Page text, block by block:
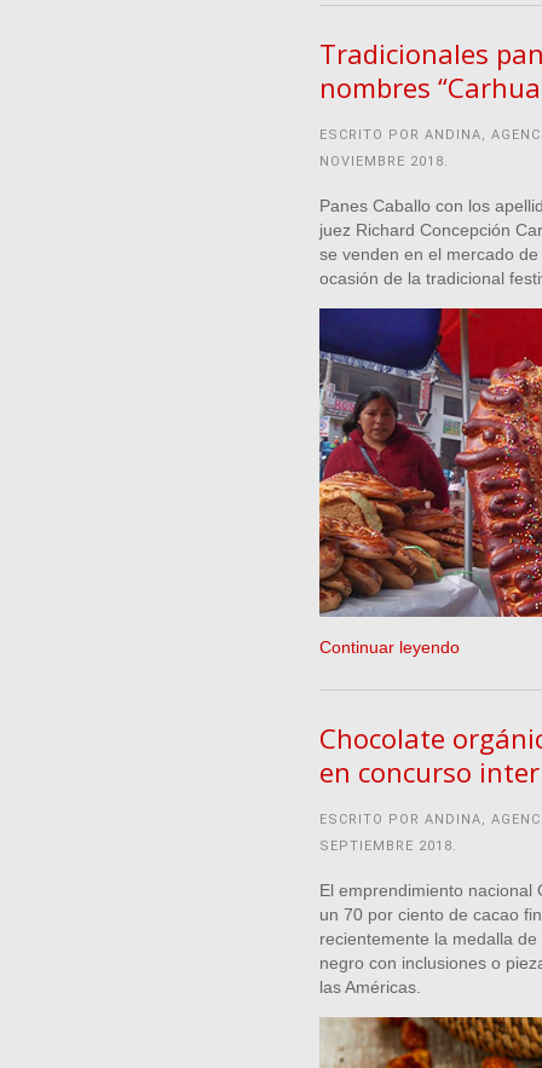
Tradicionales
nombres
ESCRITO POR ANDINA,
NOVIEMBRE 2018.
Panes Caballo con los
juez Richard Concepción
se venden en el mercado
ocasión de la tradicional
Continuar leyendo
Chocolate
en concurso
ESCRITO POR ANDINA,
SEPTIEMBRE 2018.
El emprendimiento nacional
un 70 por ciento de cacao
recientemente la medalla
negro con inclusiones o
las Américas.